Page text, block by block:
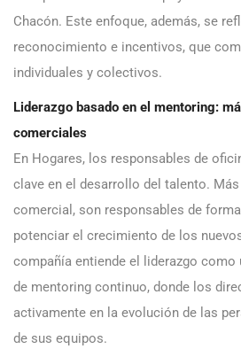
Chacón. Este enfoque, además, se
reconocimiento e incentivos, que
individuales y colectivos.
Liderazgo basado en el mentoring:
comerciales
En Hogares, los responsables de
clave en el desarrollo del talento.
comercial, son responsables de
potenciar el crecimiento de los
compañía entiende el liderazgo como
de mentoring continuo, donde los
activamente en la evolución de las
de sus equipos.